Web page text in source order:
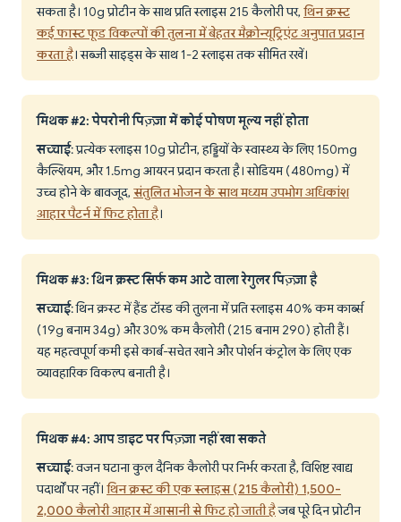
सकता है। 10g प्रोटीन के साथ प्रति स्लाइस 215 कैलोरी पर, थिन क्रस्ट
कई फास्ट फूड विकल्पों की तुलना में बेहतर मैक्रोन्यूट्रिएंट अनुपात प्रदान
करता है। सब्जी साइड्स के साथ 1-2 स्लाइस तक सीमित रखें।
मिथक #2: पेपरोनी पिज़्ज़ा में कोई पोषण मूल्य नहीं होता
सच्चाई: प्रत्येक स्लाइस 10g प्रोटीन, हड्डियों के स्वास्थ्य के लिए 150mg
कैल्शियम, और 1.5mg आयरन प्रदान करता है। सोडियम (480mg) में
उच्च होने के बावजूद, संतुलित भोजन के साथ मध्यम उपभोग अधिकांश
आहार पैटर्न में फिट होता है।
मिथक #3: थिन क्रस्ट सिर्फ कम आटे वाला रेगुलर पिज़्ज़ा है
सच्चाई: थिन क्रस्ट में हैंड टॉस्ड की तुलना में प्रति स्लाइस 40% कम कार्ब्स
(19g बनाम 34g) और 30% कम कैलोरी (215 बनाम 290) होती हैं।
यह महत्वपूर्ण कमी इसे कार्ब-सचेत खाने और पोर्शन कंट्रोल के लिए एक
व्यावहारिक विकल्प बनाती है।
मिथक #4: आप डाइट पर पिज़्ज़ा नहीं खा सकते
सच्चाई: वजन घटाना कुल दैनिक कैलोरी पर निर्भर करता है, विशिष्ट खाद्य
पदार्थों पर नहीं। थिन क्रस्ट की एक स्लाइस (215 कैलोरी) 1,500-
2,000 कैलोरी आहार में आसानी से फिट हो जाती हैजब पूरे दिन प्रोटीन